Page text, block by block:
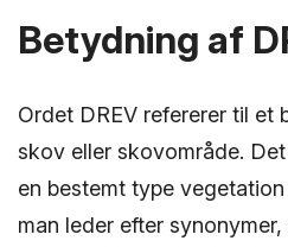
Betydning af
Ordet DREV refererer til et
skov eller skovområde.
en bestemt type
man leder efter